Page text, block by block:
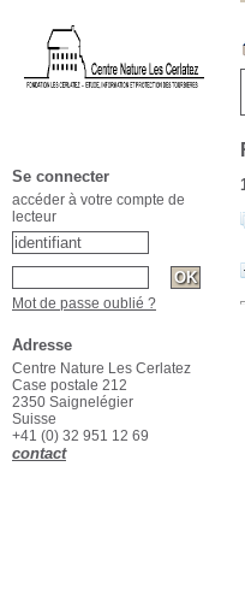
Se connecter
accéder à votre compte de
lecteur
Mot de passe oublié ?
Adresse
Centre Nature Les Cerlatez
Case postale 212
2350 Saignelégier
Suisse
+41 (0) 32 951 12 69
contact